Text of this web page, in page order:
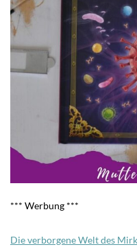
*** Werbung ***
Die verborgene Welt des